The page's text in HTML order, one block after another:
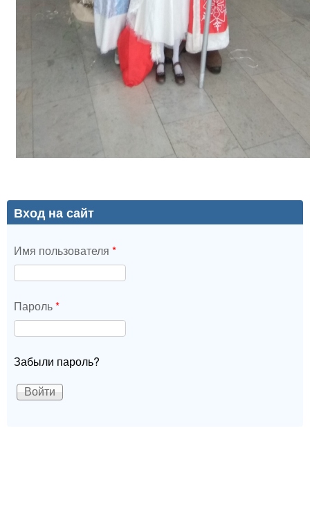
Вход на сайт
Имя пользователя *
Пароль*
Забыли пароль?